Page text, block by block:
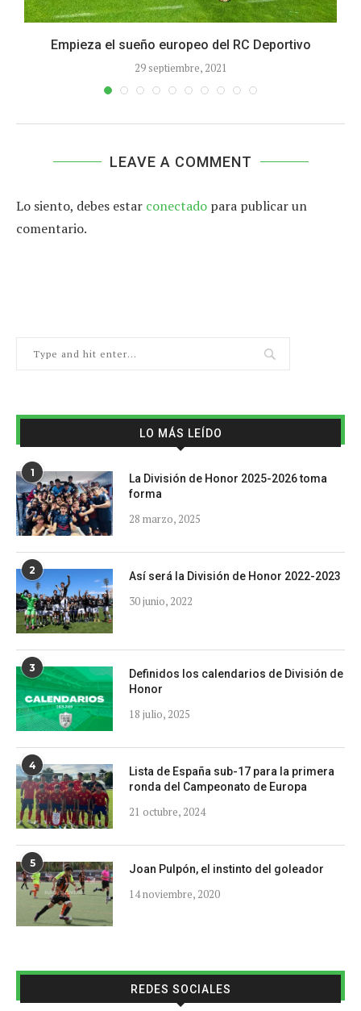
Empieza el sueño europeo del RC Deportivo
29 septiembre, 2021
LEAVE A COMMENT
Lo siento, debes estar conectado para publicar un
comentario.
LO MÁS LEÍDO
1
La División de Honor 2025-2026 toma
forma
28 marzo, 2025
2 Así será la División de Honor 2022-2023
30 junio, 2022
3
Definidos los calendarios de División de
Honor
18 julio, 2025
4
Lista de España sub-17 para la primera
ronda del Campeonato de Europa
21 octubre, 2024
5 Joan Pulpón, el instinto del goleador
14 noviembre, 2020
REDES SOCIALES